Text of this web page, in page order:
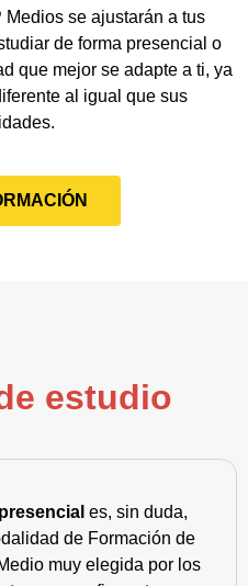
se ajustarán a tus
de forma presencial o
que mejor se adapte a ti, ya
al igual que sus
estudio
es, sin duda,
de Formación de
muy elegida por los